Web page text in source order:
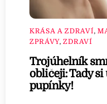
KRÁSA A ZDRAVÍ,
ZPRÁVY,ZDRAVÍ
Trojúhelník
obličeji: Tady
pupínky!